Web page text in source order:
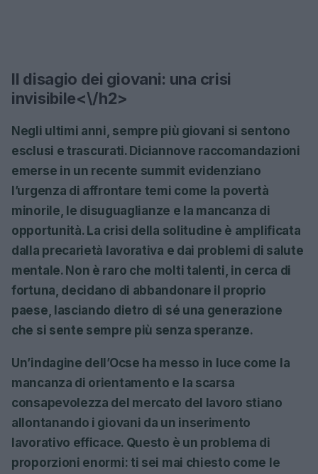
Il disagio dei giovani: una crisi
invisibile<\/h2>
Negli ultimi anni, sempre più giovani si sentono
esclusi e trascurati. Diciannove raccomandazioni
emerse in un recente summit evidenziano
l’urgenza di affrontare temi come la povertà
minorile , le disuguaglianze e la mancanza di
opportunità. La crisi della solitudine è amplificata
dalla precarietà lavorativa e dai problemi di salute
mentale. Non è raro che molti talenti, in cerca di
fortuna, decidano di abbandonare il proprio
paese, lasciando dietro di sé una generazione
che si sente sempre più senza speranze.
Un’indagine dell’Ocse ha messo in luce come la
mancanza di orientamento e la scarsa
consapevolezza del mercato del lavoro stiano
allontanando i giovani da un inserimento
lavorativo efficace. Questo è un problema di
proporzioni enormi: ti sei mai chiesto come le